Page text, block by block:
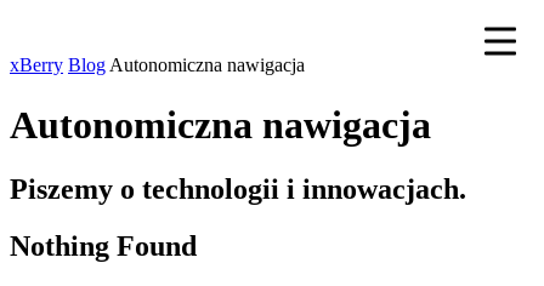
xBerry Blog Autonomiczna nawigacja
Autonomiczna nawigacja
Piszemy o technologii i innowacjach.
Nothing Found